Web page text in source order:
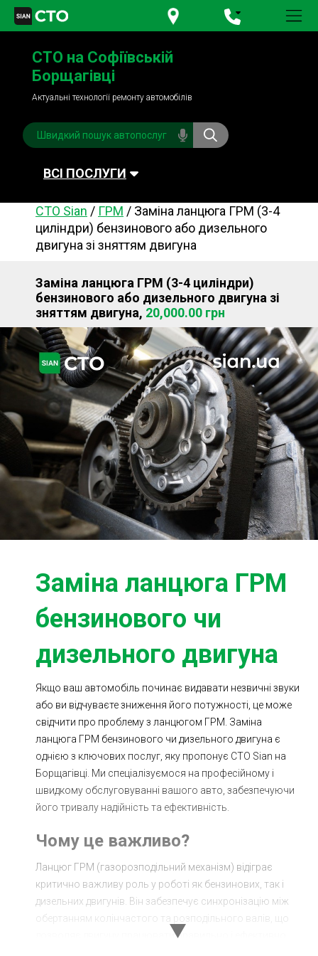
+380 95781-84-84
+380 98791-84-84
СТО на Софіївській
Борщагівці
Актуальні технології ремонту автомобілів
ВСІ ПОСЛУГИ
Автомийка Планове ТО
Паливна система Рульове керування
Акумулятори
Обслуговування
кондиціонера
Система охолодження
Діагностика
Ходова частина Зчеплення
ГРМ Шиномонтаж
Запчастини Двигун
Гальмівна система Заміна Ременей
СТО Sian / ГРМ / Заміна ланцюга ГРМ (3-4
циліндри) бензинового або дизельного
двигуна зі зняттям двигуна
Заміна ланцюга ГРМ (3-4 циліндри)
бензинового або дизельного двигуна зі
зняттям двигуна, 20,000.00 грн
Заміна ланцюга ГРМ
бензинового чи
дизельного двигуна
Якщо ваш автомобіль починає видавати незвичні звуки
або ви відчуваєте зниження його потужності, це може
свідчити про проблему з ланцюгом ГРМ. Заміна
ланцюга ГРМ бензинового чи дизельного двигуна є
однією з ключових послуг, яку пропонує СТО Sian на
Борщагівці. Ми спеціалізуємося на професійному і
швидкому обслуговуванні вашого авто, забезпечуючи
його тривалу надійність та ефективність.
Чому це важливо?
Ланцюг ГРМ (газорозподільний механізм) відіграє
критично важливу роль у роботі як бензинових, так і
дизельних двигунів. Він забезпечує синхронізацію між
обертанням колінчастого та розподільного валів, що
дозволяє двигуну працювати правильно і ефективно.